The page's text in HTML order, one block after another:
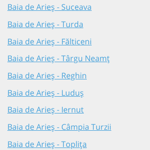
Baia de Arieș - Suceava
Baia de Arieș - Turda
Baia de Arieș - Fălticeni
Baia de Arieș - Târgu Neamț
Baia de Arieș - Reghin
Baia de Arieș - Luduș
Baia de Arieș - Iernut
Baia de Arieș - Câmpia Turzii
Baia de Arieș - Toplița